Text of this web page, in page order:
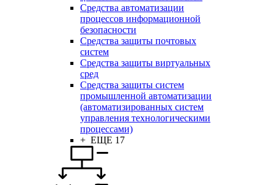
Средства автоматизации
процессов информационной
безопасности
Средства защиты почтовых
систем
Средства защиты виртуальных
сред
Средства защиты систем
промышленной автоматизации
(автоматизированных систем
управления технологическими
процессами)
+ ЕЩЕ 17